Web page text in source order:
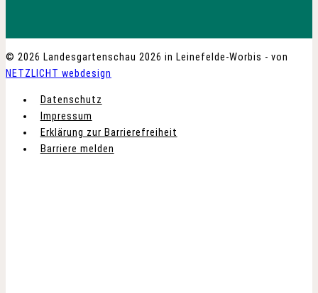
© 2026 Landesgartenschau 2026 in Leinefelde-Worbis - von
NETZLICHT webdesign
Datenschutz
Impressum
Erklärung zur Barrierefreiheit
Barriere melden